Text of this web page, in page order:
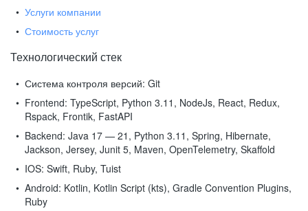
Услуги компании
Стоимость услуг
Технологический стек
Система контроля версий: Git
Frontend: TypeScript, Python 3.11, NodeJs, React, Redux,
Rspack, Frontik, FastAPI
Backend: Java 17 — 21, Python 3.11, Spring, Hibernate,
Jackson, Jersey, Junit 5, Maven, OpenTelemetry, Skaffold
IOS: Swift, Ruby, Tuist
Android: Kotlin, Kotlin Script (kts), Gradle Convention Plugins,
Ruby